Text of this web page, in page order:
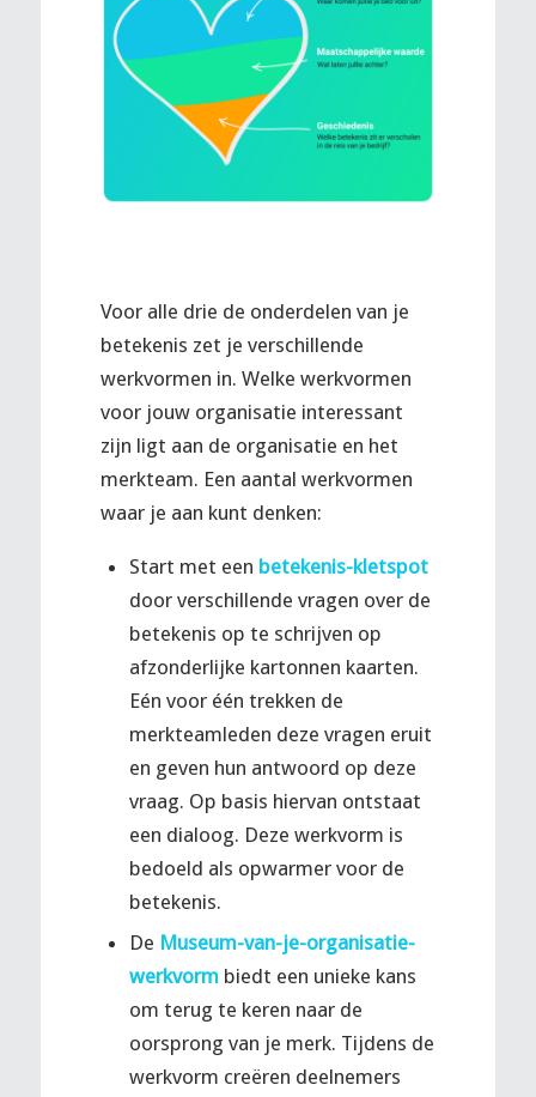
Voor alle drie de onderdelen van je
betekenis zet je verschillende
werkvormen in. Welke werkvormen
voor jouw organisatie interessant
zijn ligt aan de organisatie en het
merkteam. Een aantal werkvormen
waar je aan kunt denken:
Start met een betekenis-kletspot
door verschillende vragen over de
betekenis op te schrijven op
afzonderlijke kartonnen kaarten.
Eén voor één trekken de
merkteamleden deze vragen eruit
en geven hun antwoord op deze
vraag. Op basis hiervan ontstaat
een dialoog. Deze werkvorm is
bedoeld als opwarmer voor de
betekenis.
De Museum-van-je-organisatie-
werkvormbiedt een unieke kans
om terug te keren naar de
oorsprong van je merk. Tijdens de
werkvorm creëren deelnemers